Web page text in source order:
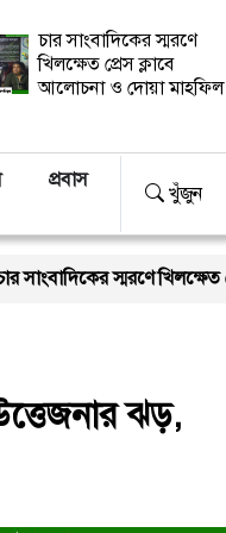
চার সাংবাদিকের স্মরণে
খিলক্ষেত প্রেস ক্লাবে
আলোচনা ও দোয়া মাহফিল
প্রবাস
খুঁজুন
খিলক্ষেত প্রেস ক্লাবে
ঝড়,